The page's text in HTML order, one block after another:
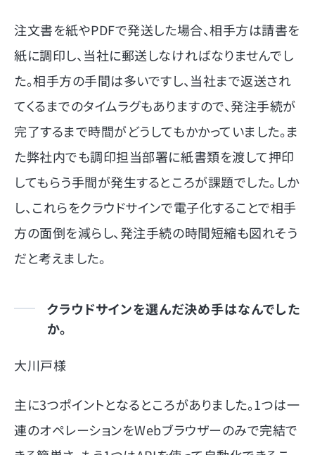
注文書を紙やPDFで発送した場合、相手方は請書を
紙に調印し、当社に郵送しなければなりませんでし
た。相手方の手間は多いですし、当社まで返送され
てくるまでのタイムラグもありますので、発注手続が
完了するまで時間がどうしてもかかっていました。ま
た弊社内でも調印担当部署に紙書類を渡して押印
してもらう手間が発生するところが課題でした。しか
し、これらをクラウドサインで電子化することで相手
方の面倒を減らし、発注手続の時間短縮も図れそう
だと考えました。
クラウドサインを選んだ決め手はなんでした
か。
大川戸様
主に3つポイントとなるところがありました。1つは一
連のオペレーションをWebブラウザーのみで完結で